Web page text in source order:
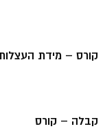
קורס – מידת
קבלה – קורס